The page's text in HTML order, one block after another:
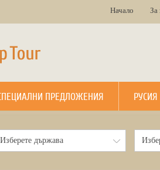
Начало За
ПРЕДЛОЖЕНИЯ РУСИЯ